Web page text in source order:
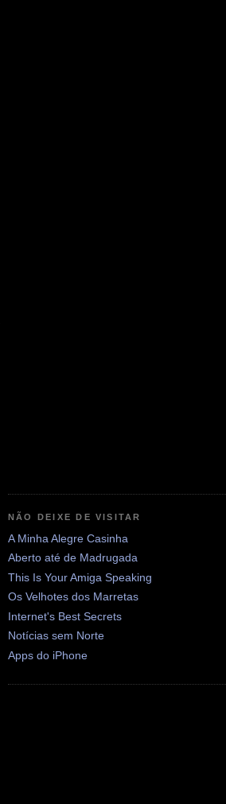
NÃO DEIXE DE VISITAR
A Minha Alegre Casinha
Aberto até de Madrugada
This Is Your Amiga Speaking
Os Velhotes dos Marretas
Internet's Best Secrets
Notícias sem Norte
Apps do iPhone